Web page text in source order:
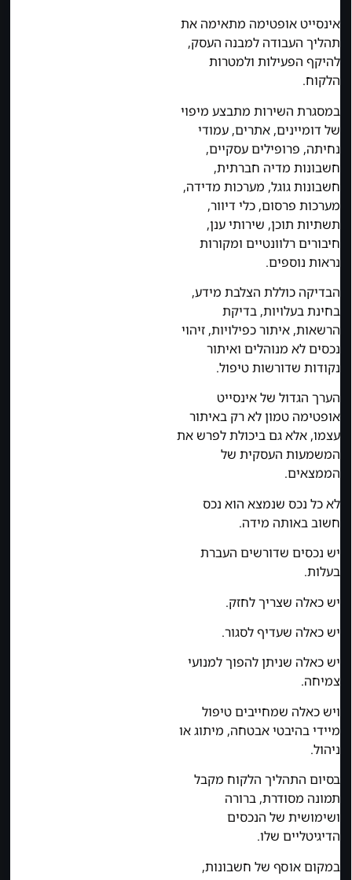
אינסייט אופטימה מתאימה את
תהליך העבודה למבנה העסק,
להיקף הפעילות ולמטרות
הלקוח.
במסגרת השירות מתבצע מיפוי
של דומיינים, אתרים, עמודי
נחיתה, פרופילים עסקיים,
חשבונות מדיה חברתית,
חשבונות גוגל, מערכות מדידה,
מערכות פרסום, כלי דיוור,
תשתיות תוכן, שירותי ענן,
חיבורים רלוונטיים ומקורות
נראות נוספים.
הבדיקה כוללת הצלבת מידע,
בחינת בעלויות, בדיקת
הרשאות, איתור כפילויות, זיהוי
נכסים לא מנוהלים ואיתור
נקודות שדורשות טיפול.
הערך הגדול של אינסייט
אופטימה טמון לא רק באיתור
עצמו, אלא גם ביכולת לפרש את
המשמעות העסקית של
הממצאים.
לא כל נכס שנמצא הוא נכס
חשוב באותה מידה.
יש נכסים שדורשים העברת
בעלות.
יש כאלה שצריך לחזק.
יש כאלה שעדיף לסגור.
יש כאלה שניתן להפוך למנועי
צמיחה.
ויש כאלה שמחייבים טיפול
מיידי בהיבטי אבטחה, מיתוג או
ניהול.
בסיום התהליך הלקוח מקבל
תמונה מסודרת, ברורה
ושימושית של הנכסים
הדיגיטליים שלו.
במקום אוסף של חשבונות,